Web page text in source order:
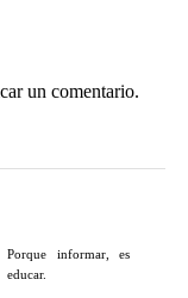
un comentario.
Porque informar, es
educar.